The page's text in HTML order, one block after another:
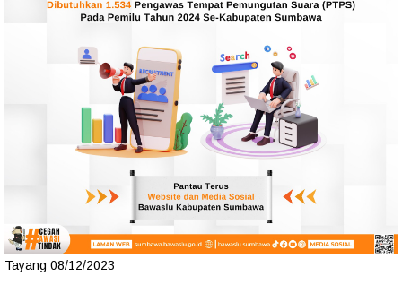
Tayang 08/12/2023